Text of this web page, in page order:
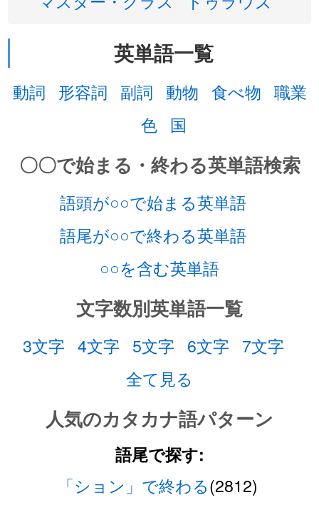
英単語一覧
動詞 形容詞 副詞 動物 食べ物 職業
色 国
〇〇で始まる・終わる英単語検索
語頭が○○で始まる英単語
語尾が○○で終わる英単語
○○を含む英単語
文字数別英単語一覧
3文字 4文字 5文字 6文字 7文字
全て見る
人気のカタカナ語パターン
語尾で探す:
「ション」で終わる(2812)